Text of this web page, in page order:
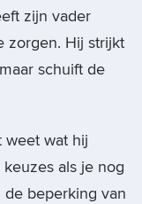
zijn vader
zorgen. Hij strijkt
schuift de
weet wat hij
als je nog
beperking van